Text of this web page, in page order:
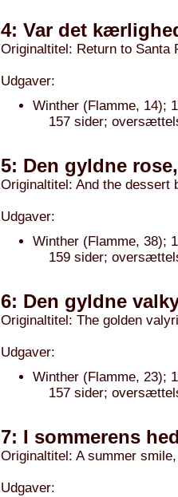
4: Var det
Originaltitel: Return to Santa
Udgaver:
Winther (Flamme, 14);
157 sider;
5: Den gyldne
Originaltitel: And the dessert
Udgaver:
Winther (Flamme, 38);
159 sider;
6: Den gyldne
Originaltitel: The golden
Udgaver:
Winther (Flamme, 23);
157 sider;
7: I sommerens
Originaltitel: A summer
Udgaver: